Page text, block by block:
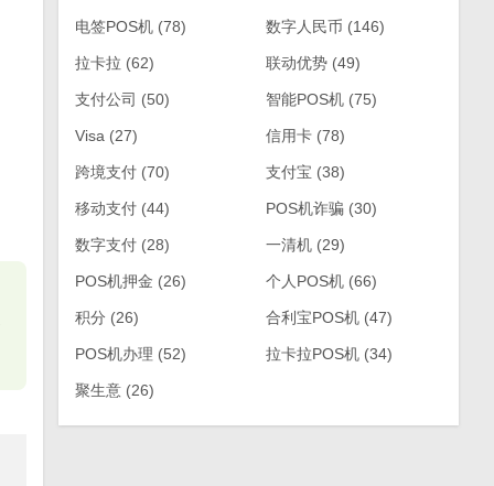
电签POS机(78) 数字人民币 (146)
拉卡拉 (62) 联动优势(49)
支付公司 (50) 智能POS机(75)
Visa (27) 信用卡(78)
跨境支付(70) 支付宝 (38)
移动支付(44) POS机诈骗(30)
数字支付(28) 一清机(29)
POS机押金 (26) 个人POS机(66)
积分 (26) 合利宝POS机(47)
POS机办理 (52) 拉卡拉POS机(34)
聚生意(26)